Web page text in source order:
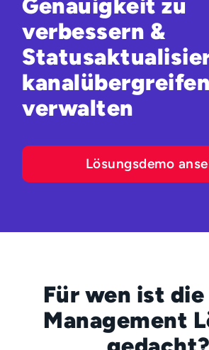
Genauigkeit zu
verbessern &
verwalten
Lösungsdemo
Für wen ist
Management